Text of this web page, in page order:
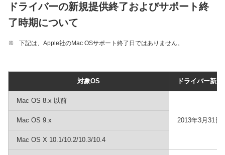
ドライバーの新規提供終了およびサポート終
了時期について
※ 下記は、Apple社のMac OSサポート終了日ではありません。
対象OS ドライバー新
Mac OS 8.x 以前
2013年3月31日
Mac OS 9.x
Mac OS X 10.1/10.2/10.3/10.4